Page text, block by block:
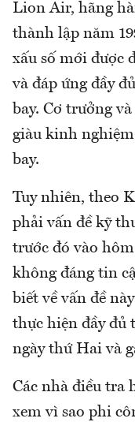
Lion Air, hãng
thành lập năm
xấu số mới được
và đáp ứng đầy
bay. Cơ trưởng
giàu kinh
bay.
Tuy nhiên, theo
phải vấn đề kỹ
trước đó vào
không đáng tin
biết về vấn đề
thực hiện đầy đủ
ngày thứ Hai và
Các nhà điều tra
xem vì sao phi